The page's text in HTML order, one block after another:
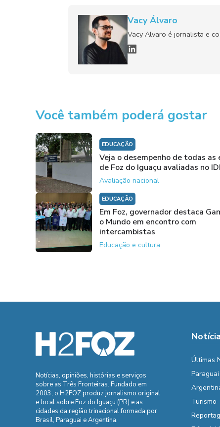
Vacy Álvaro
Vacy Alvaro é jornalista e
Você também poderá gostar
EDUCAÇÃO
Veja o desempenho de todas as
de Foz do Iguaçu avaliadas no
Avaliação nacional
EDUCAÇÃO
Em Foz, governador destaca
o Mundo em encontro com
intercambistas
Educação e cultura
Notícias, opiniões, histórias e serviços
sobre as Três Fronteiras. Fundado em
2003, o H2FOZ produz jornalismo original
e local sobre Foz do Iguaçu (PR) e as
cidades da região trinacional formada por
Brasil, Paraguai e Argentina.
Últimas
Paraguai
Turismo